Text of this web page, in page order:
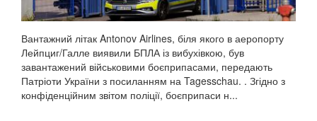
Вантажний літак Antonov Airlines, біля якого в аеропорту
Лейпциг/Галле виявили БПЛА із вибухівкою, був
завантажений військовими боєприпасами, передають
Патріоти України з посиланням на Tagesschau. . Згідно з
конфіденційним звітом поліції, боєприпаси н...